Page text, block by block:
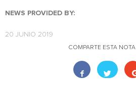
NEWS PROVIDED BY:
20 JUNIO 2019
COMPARTE ESTA NOTA